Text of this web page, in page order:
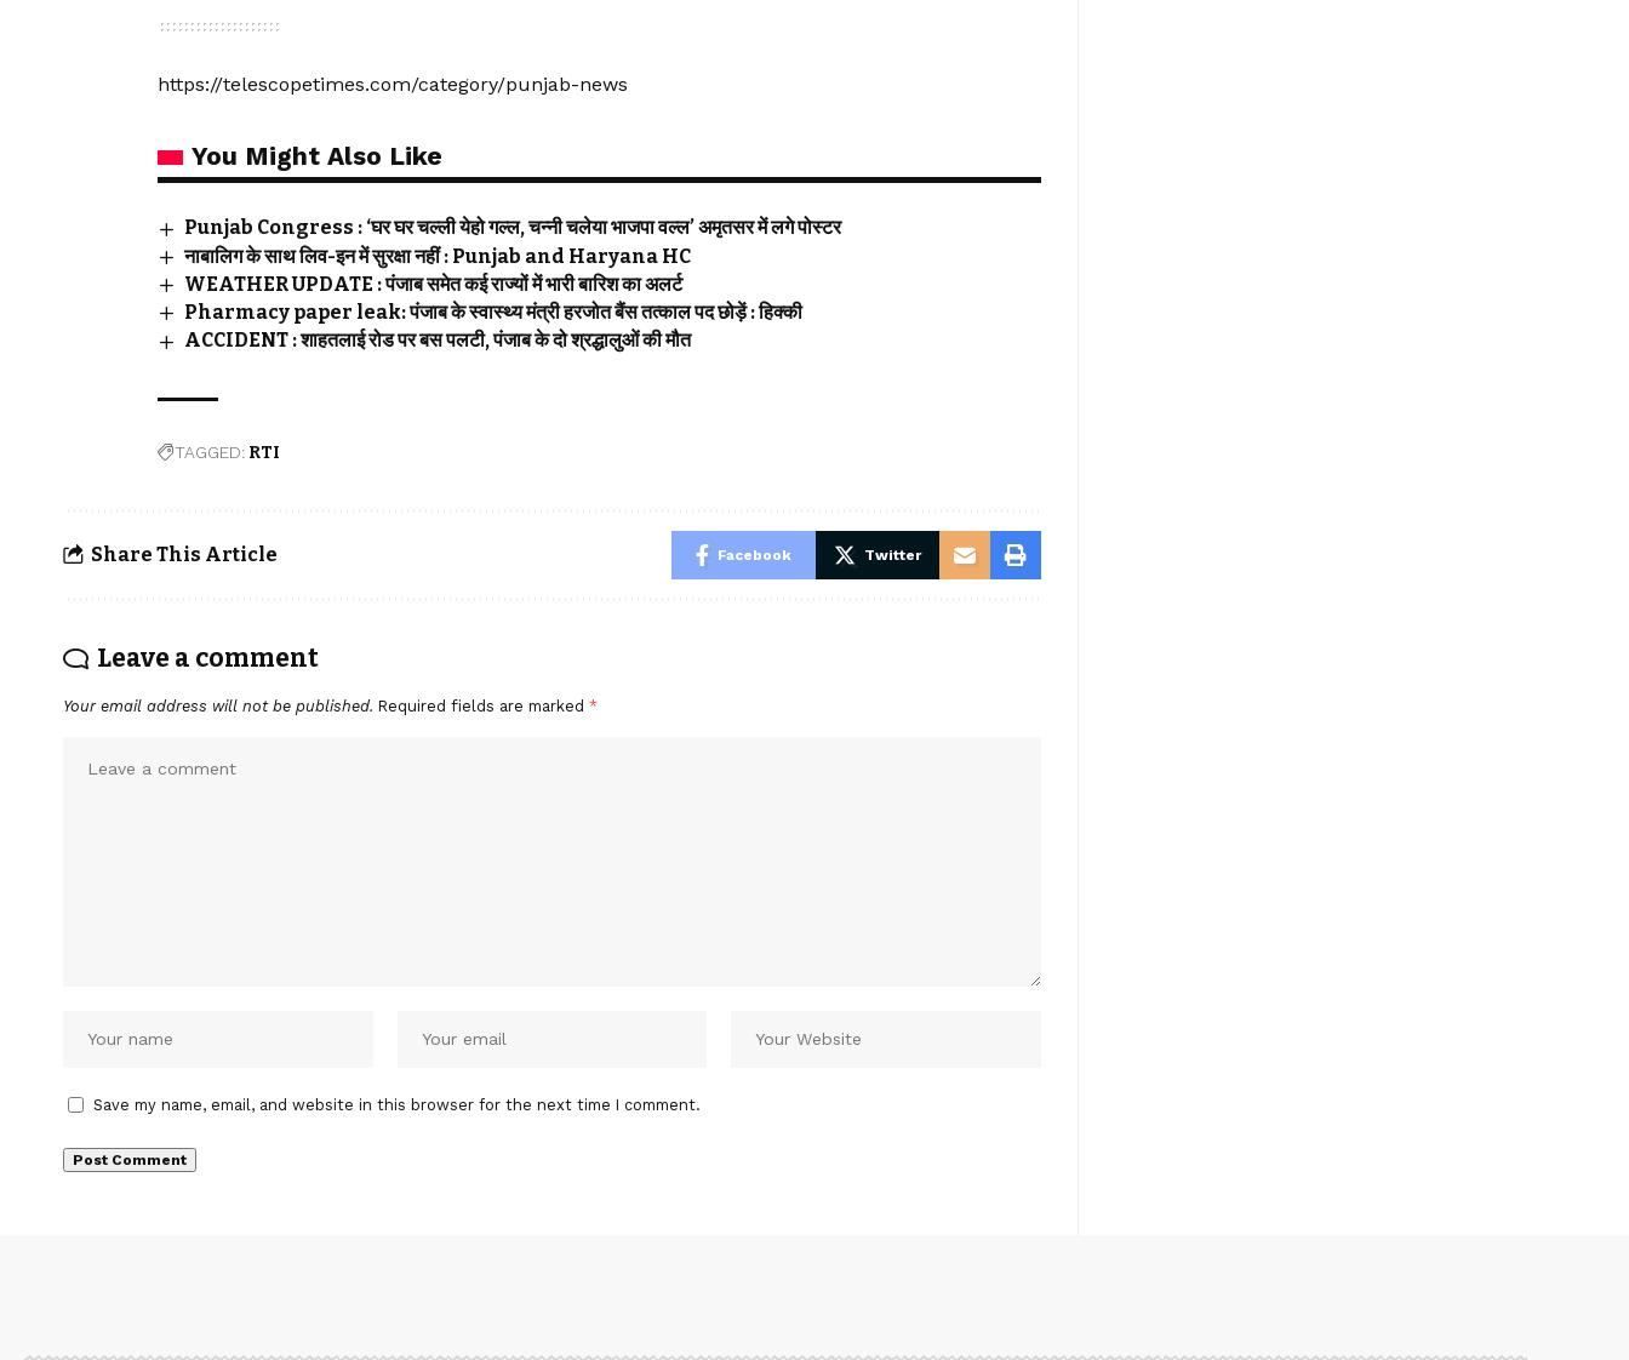
https://telescopetimes.com/category/punjab-news
You Might Also Like
Punjab Congress : ‘घर घर चल्ली येहो गल्ल, चन्नी चलेया भाजपा वल्ल’ अमृतसर में लगे पोस्टर
नाबालिग के साथ लिव-इन में सुरक्षा नहीं : Punjab and Haryana HC
WEATHER UPDATE : पंजाब समेत कई राज्यों में भारी बारिश का अलर्ट
Pharmacy paper leak: पंजाब के स्वास्थ्य मंत्री हरजोत बैंस तत्काल पद छोड़ें : हिक्की
ACCIDENT : शाहतलाई रोड पर बस पलटी, पंजाब के दो श्रद्धालुओं की मौत
TAGGED: RTI
Share This Article Facebook Twitter
Leave a comment
Your email address will not be published. Required fields are marked *
Save my name, email, and website in this browser for the next time I comment.